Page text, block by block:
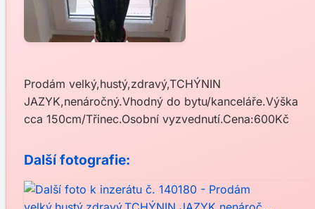
Prodám velký,hustý,zdravý,TCHÝNIN
JAZYK,nenáročný.Vhodný do bytu/kanceláře.Výška
cca 150cm/Třinec.Osobní vyzvednutí.Cena:600Kč
Další fotografie: